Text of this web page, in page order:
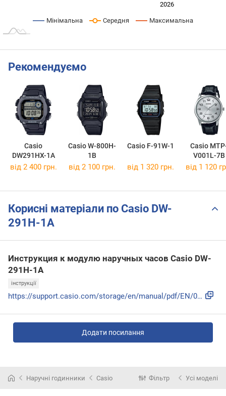
2026
Мінімальна Середня Максимальна
Рекомендуємо
Casio
DW291HX-1A
Casio W-800H-
1B
Casio F-91W-1
Casio
V001L-7B
від 2 400 грн. від 2 100 грн. від 1 320 грн. від 1 120
Корисні матеріали по Casio DW-
291H-1A
Инструкция к модулю наручных часов Casio DW-
291H-1A
інструкції
https://support.casio.com/storage/en/manual/pdf/EN/009/qw34...
Додати посилання
Наручні годинники Casio Фільтр Усі моделі